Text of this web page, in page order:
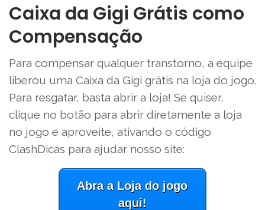
Caixa da Gigi Grátis como
Compensação
Para compensar qualquer transtorno, a equipe
liberou uma Caixa da Gigi grátis na loja do jogo.
Para resgatar, basta abrir a loja! Se quiser,
clique no botão para abrir diretamente a loja
no jogo e aproveite, ativando o código
ClashDicas para ajudar nosso site:
Abra a Loja do jogo
aqui!